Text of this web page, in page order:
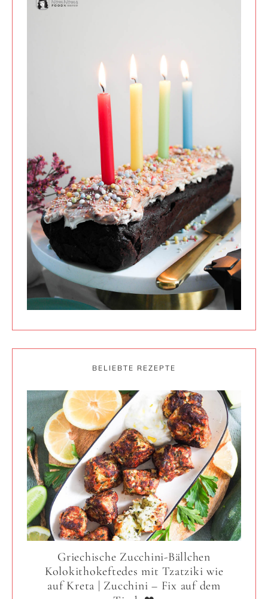
BELIEBTE REZEPTE
Griechische Zucchini-Bällchen
Kolokithokeftedes mit Tzatziki wie
auf Kreta | Zucchini – Fix auf dem